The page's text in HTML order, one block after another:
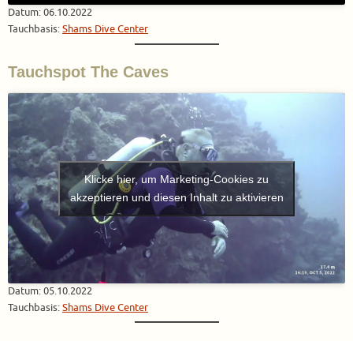
Datum: 06.10.2022
Tauchbasis:Shams Dive Center
Tauchspot The Caves
Klicke hier, um Marketing-Cookies zu
akzeptieren und diesen Inhalt zu aktivieren
Datum: 05.10.2022
Tauchbasis:Shams Dive Center